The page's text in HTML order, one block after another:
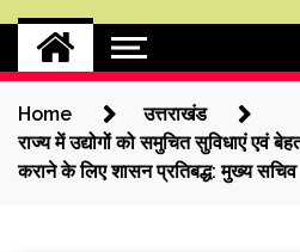
ipressindia
Home
उत्तराखंड
राज्य में उद्योगों को समुचित सुविधाएं एवं
कराने के लिए शासन प्रतिबद्ध: मुख्य सचिव